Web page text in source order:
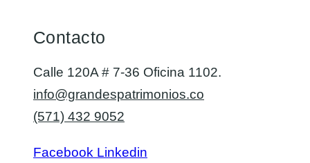
Contacto
Calle 120A # 7-36 Oficina 1102.
info@grandespatrimonios.co
(571) 432 9052
Facebook Linkedin